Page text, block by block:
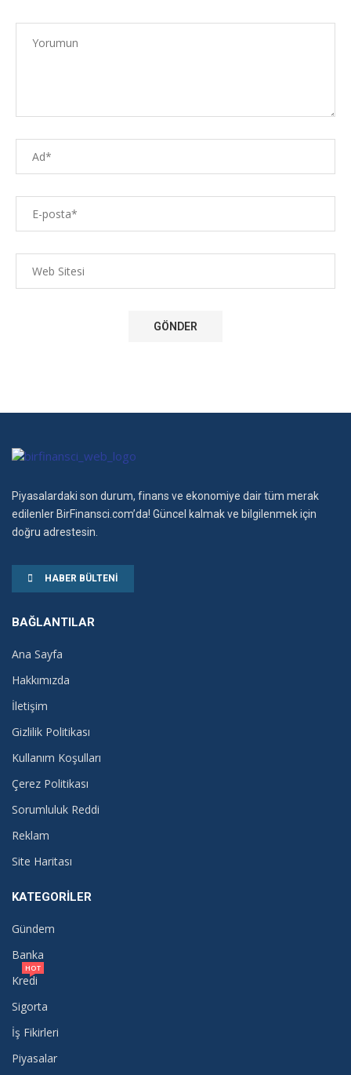
Piyasalardaki son durum, finans ve ekonomiye dair tüm merak
edilenler BirFinansci.com’da! Güncel kalmak ve bilgilenmek için
doğru adrestesin.
HABER BÜLTENI
BAĞLANTILAR
Ana Sayfa
Hakkımızda
İletişim
Gizlilik Politikası
Kullanım Koşulları
Çerez Politikası
Sorumluluk Reddi
Reklam
Site Haritası
KATEGORILER
Gündem
Banka
Kredi
HOT
Sigorta
İş Fikirleri
Piyasalar